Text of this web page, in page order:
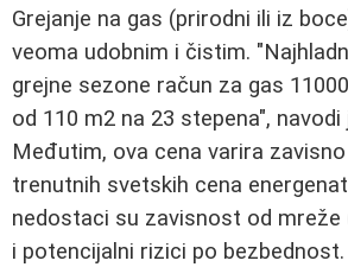
Grejanje na gas (prirodni ili iz
veoma udobnim i čistim.
grejne sezone račun za gas
od 110 m2 na 23 stepena",
Međutim, ova cena varira
trenutnih svetskih cena
nedostaci su zavisnost od mreže
i potencijalni rizici po bezbednost.